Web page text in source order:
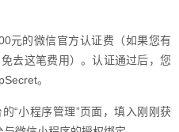
元的微信官方认证费（如果您有
去这笔费用）。认证通过后，您
。
“小程序管理”页面，填入刚刚获